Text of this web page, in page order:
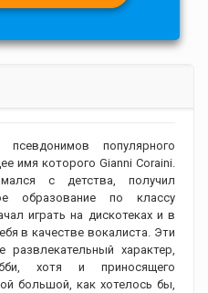
популярного
имя которого Gianni Coraini.
с детства, получил
образование по классу
играть на дискотеках и в
в качестве вокалиста. Эти
характер,
хотя и приносящего
большой, как хотелось бы,